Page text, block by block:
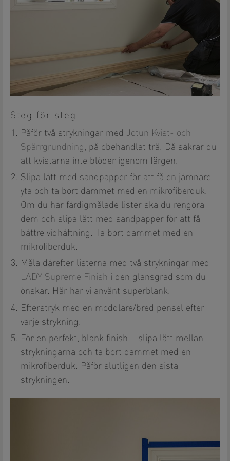
Steg för steg
Påför två strykningar med Jotun Kvist- och
Spärrgrundning, på obehandlat trä. Då säkrar du
att kvistarna inte blöder igenom färgen.
Slipa lätt med sandpapper för att få en jämnare
yta och ta bort dammet med en mikrofiberduk.
Om du har färdigmålade lister ska du rengöra
dem och slipa lätt med sandpapper för att få
bättre vidhäftning. Ta bort dammet med en
mikrofiberduk.
Måla därefter listerna med två strykningar med
LADY Supreme Finish i den glansgrad som du
önskar. Här har vi använt superblank.
Efterstryk med en moddlare/bred pensel efter
varje strykning.
För en perfekt, blank finish – slipa lätt mellan
strykningarna och ta bort dammet med en
mikrofiberduk. Påför slutligen den sista
strykningen.